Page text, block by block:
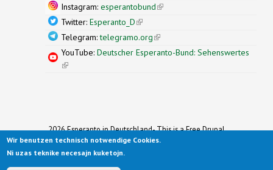
Instagram: esperantobund(link is external)
Twitter: Esperanto_D(link is external)
Telegram:telegramo.org(link is external)
YouTube: Deutscher Esperanto-Bund: Sehenswertes
(link is external)
2026 Esperanto in Deutschland- This is a Free Drupal
Theme
Ported to Drupal for the Open Source Community by
Wir benutzen technisch notwendige Cookies.
Ni uzas teknike necesajn kuketojn.